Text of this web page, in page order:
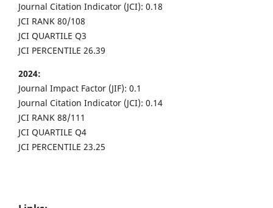
Journal Citation Indicator (JCI): 0.18
JCI RANK 80/108
JCI QUARTILE Q3
JCI PERCENTILE 26.39
2024:
Journal Impact Factor (JIF): 0.1
Journal Citation Indicator (JCI): 0.14
JCI RANK 88/111
JCI QUARTILE Q4
JCI PERCENTILE 23.25